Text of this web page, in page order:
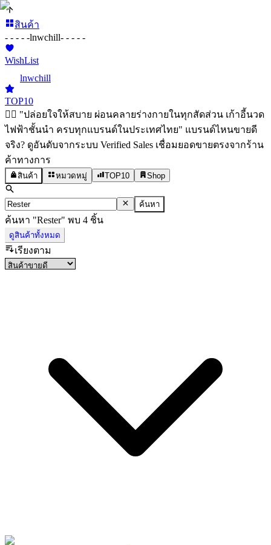
สินค้า
- - - - -lnwchill- - - - -
WishList
lnwchill
TOP10
💆‍♀️ "ปล่อยใจให้สบาย ผ่อนคลายร่างกายในทุกสัดส่วน เก้าอี้นวด
ไฟฟ้าชั้นนำ ครบทุกแบรนด์ในประเทศไทย" แบรนด์ไหนขายดี
จริง? ดูอันดับจากระบบ Verified Sales เชื่อมยอดขายตรงจากร้าน
ค้าทางการ
สินค้า หมวดหมู่ TOP10 Shop
ค้นหา
ค้นหา "Rester" พบ 4 ชิ้น
ดูสินค้าทั้งหมด
เรียงตาม